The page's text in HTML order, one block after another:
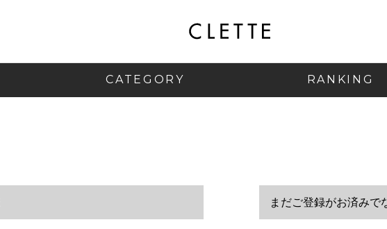
CATEGORY RANKING
まだご登録がお済みで